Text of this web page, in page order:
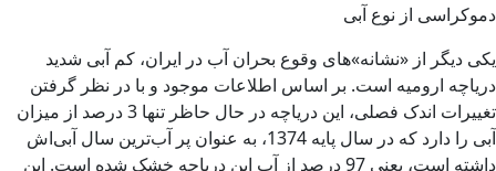
دموکراسی از نوع آبی
یکی دیگر از «نشانه»های وقوع بحران آب در ایران، کم آبی شدید
دریاچه ارومیه است. بر اساس اطلاعات موجود و با در نظر گرفتن
تغییرات اندک فصلی، این دریاچه در حال حاظر تنها 3 درصد از میزان
آبی را دارد که در سال پایه 1374، به عنوان پر آب‌ترین سال آبی‌اش
داشته است، یعنی 97 درصد از آب این دریاچه خشک شده است. این